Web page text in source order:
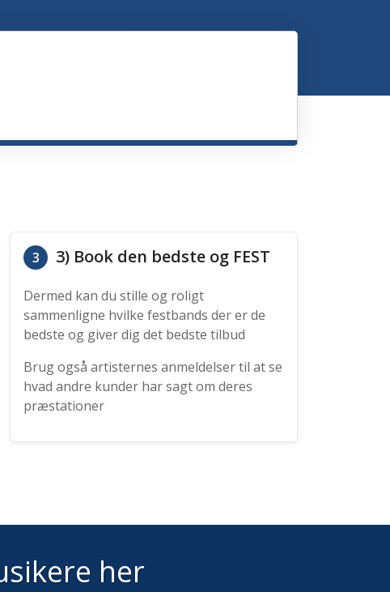
3 3) Book den bedste og FEST
Dermed kan du stille og roligt
sammenligne hvilke festbands der er de
bedste og giver dig det bedste tilbud
Brug også artisternes anmeldelser til at se
hvad andre kunder har sagt om deres
præstationer
her